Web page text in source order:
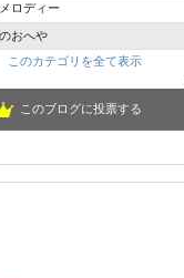
ロディー
おへや
このカテゴリを全て表示
このブログに投票する